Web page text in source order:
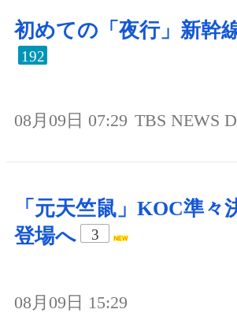
初めての「夜行」新幹
192
08月09日 07:29 TBS NEWS
「元天竺鼠」KOC準々
登場へ
3
08月09日 15:29